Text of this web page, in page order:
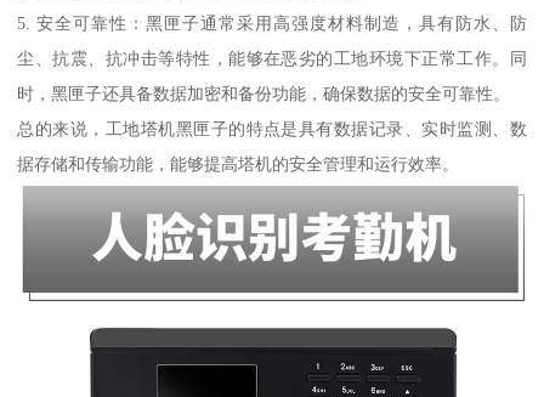
5. 安全可靠性：黑匣子通常采用高强度材料制造，具有防水、防
尘、抗震、抗冲击等特性，能够在恶劣的工地环境下正常工作。同
时，黑匣子还具备数据加密和备份功能，确保数据的安全可靠性。
总的来说，工地塔机黑匣子的特点是具有数据记录、实时监测、数
据存储和传输功能，能够提高塔机的安全管理和运行效率。